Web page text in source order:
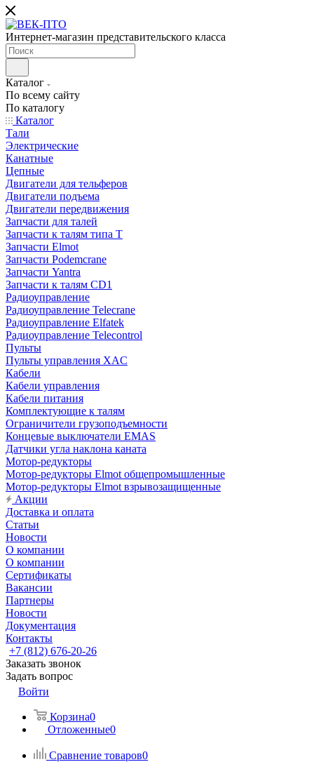
Интернет-магазин представительского класса
Каталог
По всему сайту
По каталогу
Каталог
Тали
Электрические
Канатные
Цепные
Двигатели для тельферов
Двигатели подъема
Двигатели передвижения
Запчасти для талей
Запчасти к талям типа Т
Запчасти Elmot
Запчасти Podemcrane
Запчасти Yantra
Запчасти к талям CD1
Радиоуправление
Радиоуправление Telecrane
Радиоуправление Elfatek
Радиоуправление Telecontrol
Пульты
Пульты управления XAC
Кабели
Кабели управления
Кабели питания
Комплектующие к талям
Ограничители грузоподъемности
Концевые выключатели EMAS
Датчики угла наклона каната
Мотор-редукторы
Мотор-редукторы Elmot общепромышленные
Мотор-редукторы Elmot взрывозащищенные
Акции
Доставка и оплата
Статьи
Новости
О компании
О компании
Сертификаты
Вакансии
Партнеры
Новости
Документация
Контакты
+7 (812) 676-20-26
Заказать звонок
Задать вопрос
Войти
Корзина0
Отложенные0
Сравнение товаров0